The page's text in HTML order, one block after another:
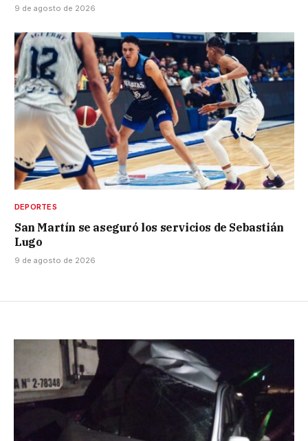
9 de agosto de 2026
DEPORTES
San Martín se aseguró los servicios de Sebastián
Lugo
9 de agosto de 2026